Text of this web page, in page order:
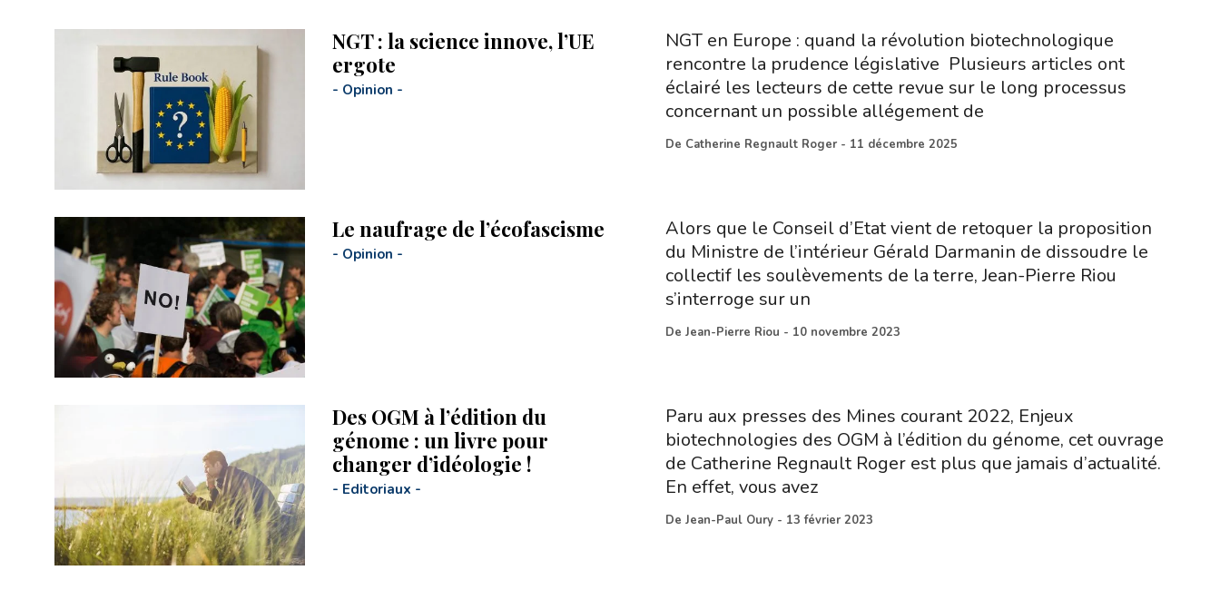
NGT : la science innove, l’UE
ergote
- Opinion -
NGT en Europe : quand la révolution biotechnologique
rencontre la prudence législative Plusieurs articles ont
éclairé les lecteurs de cette revue sur le long processus
concernant un possible allégement de
De Catherine Regnault Roger - 11 décembre 2025
Le naufrage de l’écofascisme
- Opinion -
Alors que le Conseil d’Etat vient de retoquer la proposition
du Ministre de l’intérieur Gérald Darmanin de dissoudre le
collectif les soulèvements de la terre, Jean-Pierre Riou
s’interroge sur un
De Jean-Pierre Riou - 10 novembre 2023
Des OGM à l’édition du
génome : un livre pour
changer d’idéologie !
- Editoriaux -
Paru aux presses des Mines courant 2022, Enjeux
biotechnologies des OGM à l’édition du génome, cet ouvrage
de Catherine Regnault Roger est plus que jamais d’actualité.
En effet, vous avez
De Jean-Paul Oury - 13 février 2023